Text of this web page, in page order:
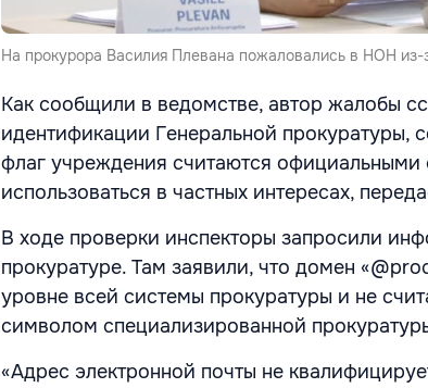
На прокурора Василия Плевана пожаловались в НОН
Как сообщили в ведомстве, автор жалобы
идентификации Генеральной прокуратуры,
флаг учреждения считаются
использоваться в частных интересах,
В ходе проверки инспекторы запросили
прокуратуре. Там заявили, что домен
уровне всей системы прокуратуры и не
символом специализированной
«Адрес электронной почты не